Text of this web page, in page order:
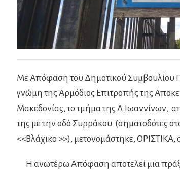
Με Απόφαση του Δημοτικού
γνώμη της Αρμόδιος Επιτροπής της
Μακεδονίας, το τμήμα της Λ.Ιωαννίνων,
της με την οδό Συρράκου (σηματοδότες
<<Βλάχικο >>), μετονομάστηκε,
Η ανωτέρω Απόφαση αποτελεί μια